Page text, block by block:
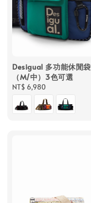
Desigual 多功能休閒袋
（M/中）3色可選
Regular
price
NT$ 6,980